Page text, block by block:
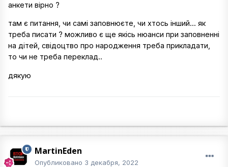
анкети вірно ?
там є питання, чи самі заповнюєте, чи хтось інший... як
треба писати ? можливо є ще якісь нюанси при заповненні
на дітей, свідоцтво про народження треба прикладати,
то чи не треба переклад..
дякую
MartinEden
Опубликовано 3 декабря, 2022